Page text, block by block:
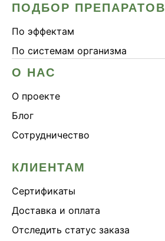
ПОДБОР ПРЕПАРАТОВ
По эффектам
По системам организма
О НАС
О проекте
Блог
Сотрудничество
КЛИЕНТАМ
Сертификаты
Доставка и оплата
Отследить статус заказа